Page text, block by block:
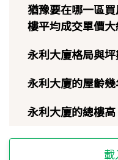
猶豫要在哪一區
樓平均成交單價大
永利大廈格局與坪
永利大廈的屋齡幾
永利大廈的總樓高
載